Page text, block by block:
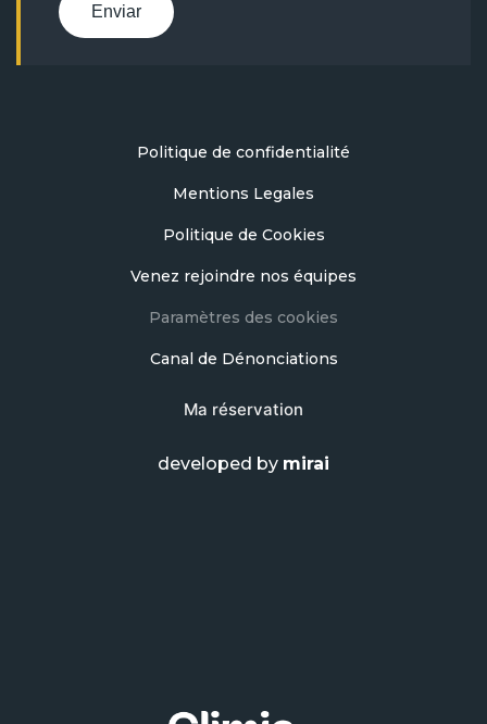
Enviar
Politique de confidentialité
Mentions Legales
Politique de Cookies
Venez rejoindre nos équipes
Paramètres des cookies
Canal de Dénonciations
Ma réservation
developed by mirai